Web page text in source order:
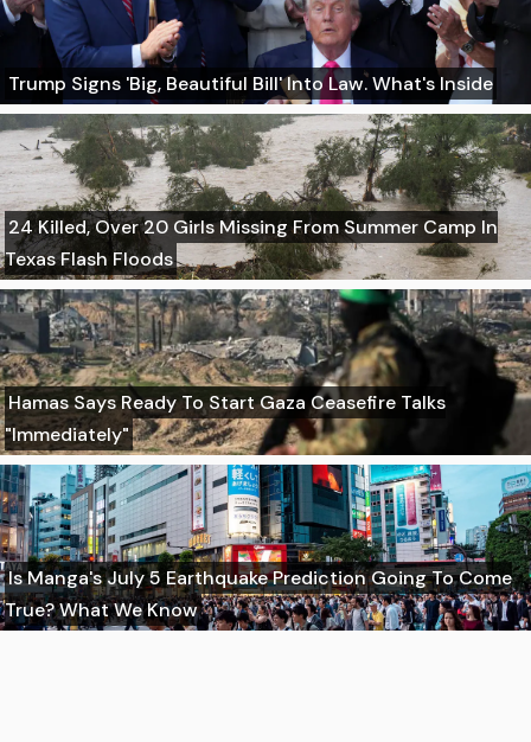
Trump Signs 'Big, Beautiful Bill' Into Law. What's Inside
24 Killed, Over 20 Girls Missing From Summer Camp In
Texas Flash Floods
Hamas Says Ready To Start Gaza Ceasefire Talks
"Immediately"
Is Manga's July 5 Earthquake Prediction Going To Come
True? What We Know